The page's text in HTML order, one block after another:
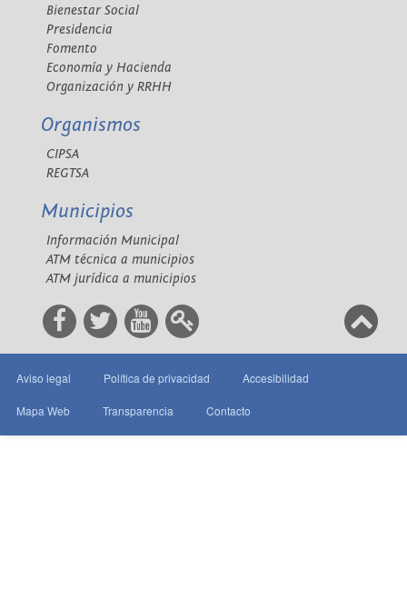
Bienestar Social
Presidencia
Fomento
Economía y Hacienda
Organización y RRHH
Organismos
CIPSA
REGTSA
Municipios
Información Municipal
ATM técnica a municipios
ATM jurídica a municipios
Aviso legal Política de privacidad Accesibilidad
Mapa Web Transparencia Contacto